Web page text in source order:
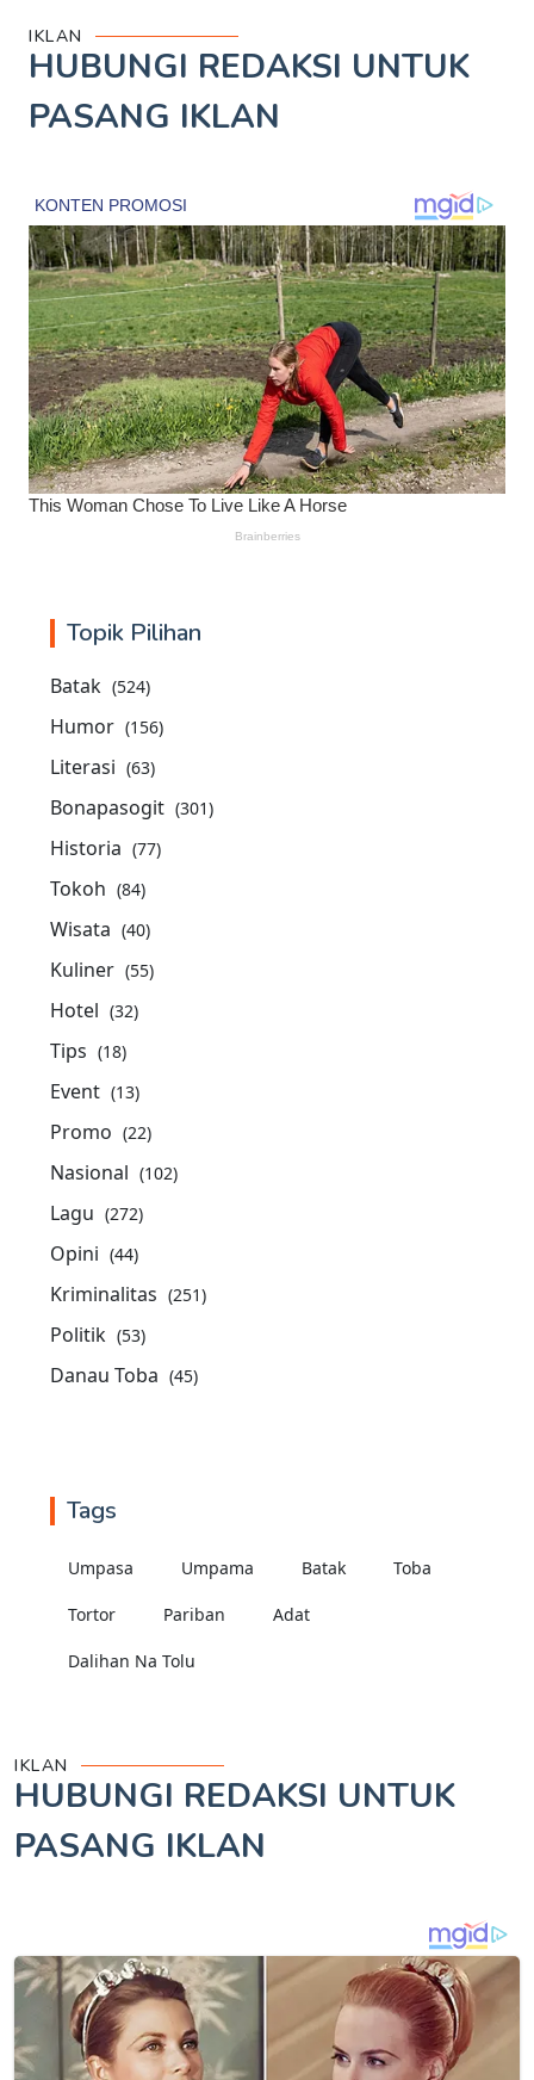
IKLAN
HUBUNGI REDAKSI UNTUK
PASANG IKLAN
Topik Pilihan
Batak (524)
Humor (156)
Literasi (63)
Bonapasogit (301)
Historia (77)
Tokoh (84)
Wisata (40)
Kuliner (55)
Hotel (32)
Tips (18)
Event (13)
Promo (22)
Nasional (102)
Lagu (272)
Opini (44)
Kriminalitas (251)
Politik (53)
Danau Toba (45)
Tags
Umpasa Umpama Batak Toba
Tortor Pariban Adat
Dalihan Na Tolu
IKLAN
HUBUNGI REDAKSI UNTUK
PASANG IKLAN